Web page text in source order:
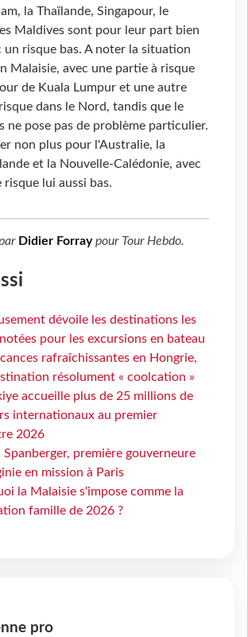
la Thaïlande, Singapour, le
Maldives sont pour leur part bien
un risque bas. A noter la situation
Malaisie, avec une partie à risque
de Kuala Lumpur et une autre
dans le Nord, tandis que le
ne pose pas de problème particulier.
non plus pour l'Australie, la
et la Nouvelle-Calédonie, avec
risque lui aussi bas.
Didier Forraypour Tour Hebdo.
dévoile les destinations les
pour les excursions en bateau
rafraîchissantes en Hongrie,
résolument « coolcation »
accueille plus de 25 millions de
internationaux au premier
2026
Spanberger, première gouverneure
en mission à Paris
la Malaisie s'impose comme la
famille de 2026 ?
pro